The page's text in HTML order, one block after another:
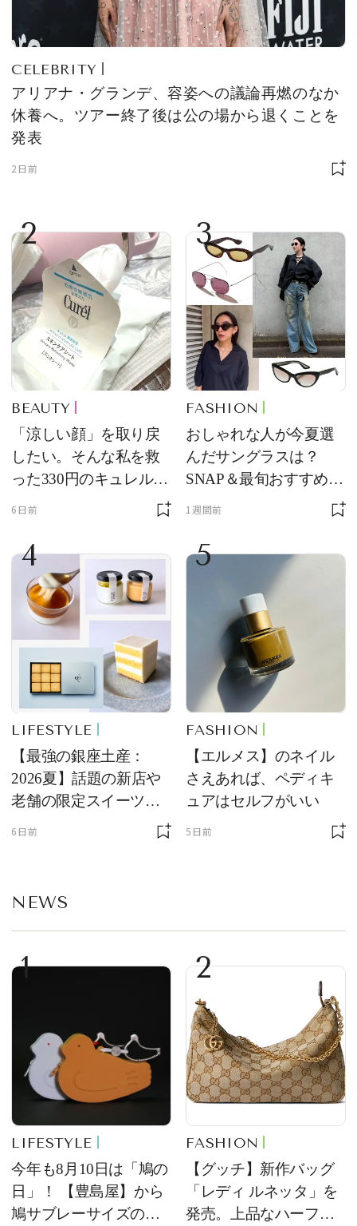
CELEBRITY
アリアナ・グランデ、容姿への議論再燃のなか
休養へ。ツアー終了後は公の場から退くことを
発表
2日前
2
BEAUTY
「涼しい顔」を取り戻
したい。そんな私を救
った330円のキュレル名
6日前
3
FASHION
おしゃれな人が今夏選
んだサングラスは？
SNAP＆最旬おすすめサ
1週間前
4
LIFESTYLE
【最強の銀座土産：
2026夏】話題の新店や
老舗の限定スイーツを
ゲット【＃SPURおやつ
6日前
5
FASHION
【エルメス】のネイル
さえあれば、ペディキ
ュアはセルフがいい
5日前
NEWS
1
LIFESTYLE
今年も8月10日は「鳩の
日」！ 【豊島屋】から
鳩サブレーサイズのポ
2
FASHION
【グッチ】新作バッグ
「レディ ルネッタ」を
発売。上品なハーフム